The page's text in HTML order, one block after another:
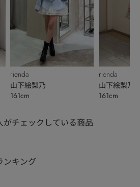
rienda
山下絵梨乃
161cm
rienda
山下絵梨乃
161cm
がチェックしている商品
ンキング